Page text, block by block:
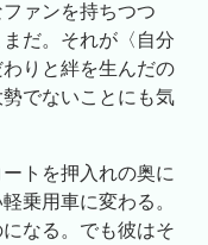
ァンを持ちつつ
だ。それが〈自分
りと絆を生んだの
でないことにも気
トを押入れの奥に
乗用車に変わる。
なる。でも彼はそ